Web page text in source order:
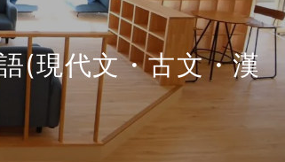
(現代文・古文・漢